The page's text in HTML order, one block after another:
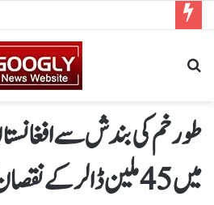
طورخم کی بندش سے
میں 45ملین ڈالرکےنقصان کاسامنا